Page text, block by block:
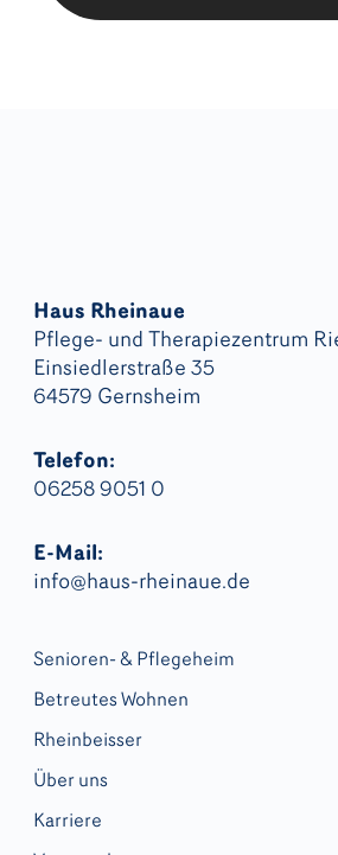
Haus Rheinaue
Pflege- und Therapiezentrum
Einsiedlerstraße 35
64579 Gernsheim
Telefon:
06258 9051 0
E-Mail:
info@haus-rheinaue.de
Senioren- & Pflegeheim
Betreutes Wohnen
Rheinbeisser
Über uns
Karriere